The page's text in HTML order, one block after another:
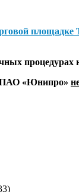
ПАО «Юнипро»